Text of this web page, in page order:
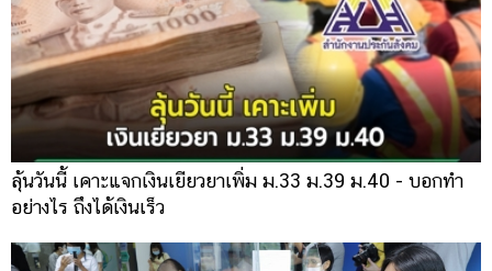
ลุ้นวันนี้ เคาะแจกเงินเยียวยาเพิ่ม ม.33 ม.39 ม.40 - บอกทำ
อย่างไร ถึงได้เงินเร็ว